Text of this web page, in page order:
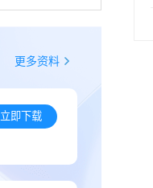
更多资料
立即下载